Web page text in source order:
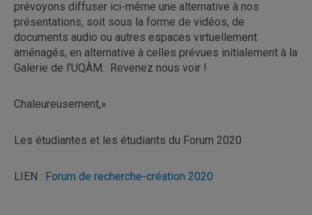
prévoyons diffuser ici-même une alternative à nos
présentations, soit sous la forme de vidéos, de
documents audio ou autres espaces virtuellement
aménagés, en alternative à celles prévues initialement à la
Galerie de l'UQÀM. Revenez nous voir !
Chaleureusement,»
Les étudiantes et les étudiants du Forum 2020
LIEN : Forum de recherche-création 2020